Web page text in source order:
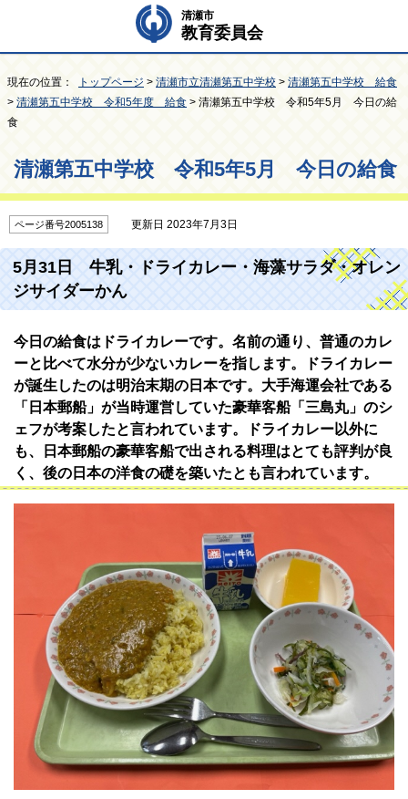
清瀬市
教育委員会
現在の位置： トップページ > 清瀬市立清瀬第五中学校 > 清瀬第五中学校 給食
> 清瀬第五中学校 令和5年度 給食 > 清瀬第五中学校 令和5年5月 今日の給
食
清瀬第五中学校 令和5年5月 今日の給食
ページ番号2005138 更新日 2023年7月3日
5月31日 牛乳・ドライカレー・海藻サラダ・オレン
ジサイダーかん
今日の給食はドライカレーです。名前の通り、普通のカレ
ーと比べて水分が少ないカレーを指します。ドライカレー
が誕生したのは明治末期の日本です。大手海運会社である
「日本郵船」が当時運営していた豪華客船「三島丸」のシ
ェフが考案したと言われています。ドライカレー以外に
も、日本郵船の豪華客船で出される料理はとても評判が良
く、後の日本の洋食の礎を築いたとも言われています。